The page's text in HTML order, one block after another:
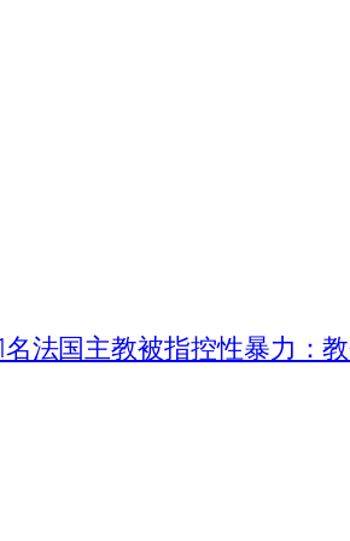
名法国主教被指控性暴力：